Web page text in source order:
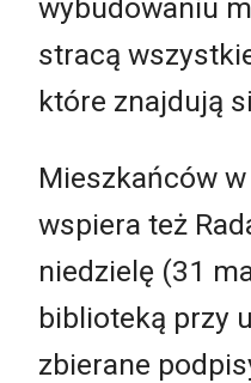
wybudowaniu
stracą
które znajdują
Mieszkańców
wspiera też
niedzielę (31
biblioteką przy
zbierane